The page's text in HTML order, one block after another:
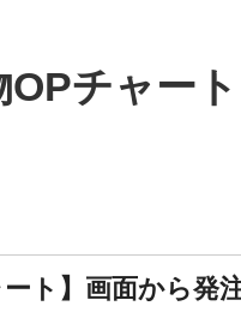
チャー
ト】画面から発